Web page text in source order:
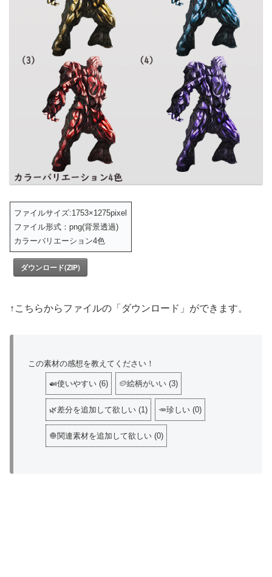
ファイルサイズ:1753×1275pixel
ファイル形式：png(背景透過)
カラーバリエーション4色
ダウンロード(ZIP)
↑こちらからファイルの「ダウンロード」ができます。
この素材の感想を教えてください！
🍛使いやすい (6) 🥔絵柄がいい (3)
🌿差分を追加して欲しい (1) 🥕珍しい (0)
🧅関連素材を追加して欲しい (0)